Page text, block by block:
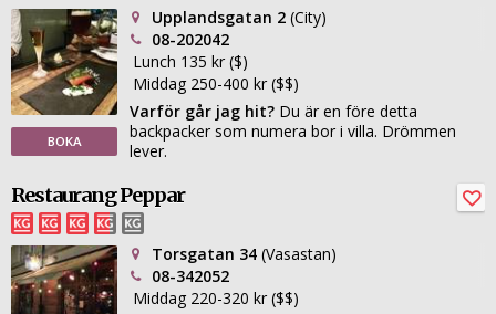
BOKA
Upplandsgatan 2 (City)
08-202042
Lunch 135 kr ($)
Middag 250-400 kr ($$)
Varför går jag hit? Du är en före detta
backpacker som numera bor i villa. Drömmen
lever.
Restaurang Peppar
Torsgatan 34 (Vasastan)
08-342052
Middag 220-320 kr ($$)